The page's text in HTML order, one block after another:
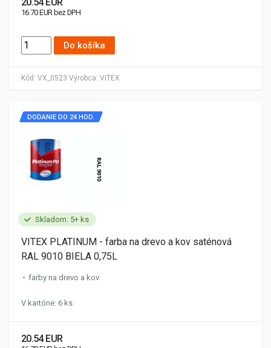
Kód: VX_0523 Výrobca: VITEX
16.70 EUR bez DPH
Do košíka
Skladom: 5+ ks
DODANIE DO 24 HOD.
VITEX PLATINUM - farba na drevo a kov saténová
RAL 9010 BIELA 0,75L
farby na drevo a kov
V kartóne: 6 ks
20.54 EUR